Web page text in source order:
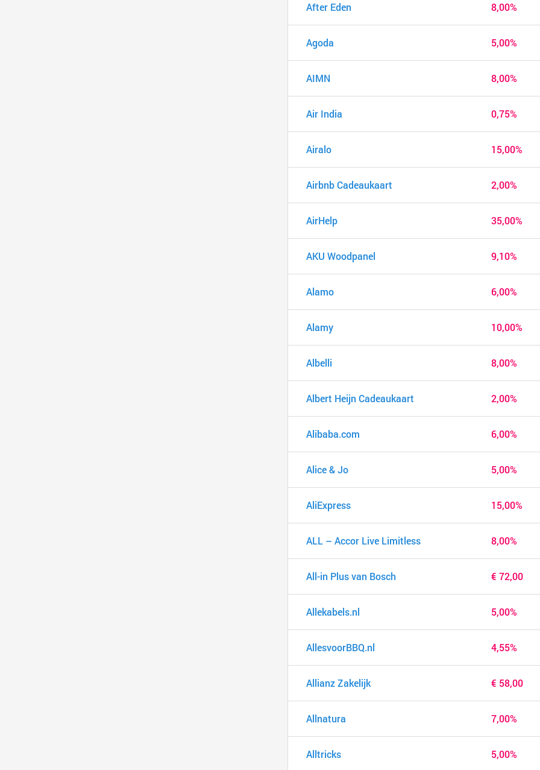
After Eden 8,00%
Agoda 5,00%
AIMN 8,00%
Air India 0,75%
Airalo 15,00%
Airbnb Cadeaukaart 2,00%
AirHelp 35,00%
AKU Woodpanel 9,10%
Alamo 6,00%
Alamy 10,00%
Albelli 8,00%
Albert Heijn Cadeaukaart 2,00%
Alibaba.com 6,00%
Alice & Jo 5,00%
AliExpress 15,00%
ALL – Accor Live Limitless 8,00%
All-in Plus van Bosch € 72,00
Allekabels.nl 5,00%
AllesvoorBBQ.nl 4,55%
Allianz Zakelijk € 58,00
Allnatura 7,00%
Alltricks 5,00%